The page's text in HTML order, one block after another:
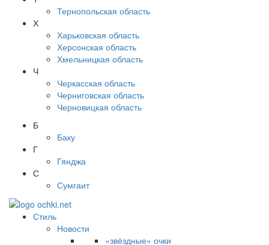
Тернопольская область
Х
Харьковская область
Херсонская область
Хмельницкая область
Ч
Черкасская область
Черниговская область
Черновицкая область
Б
Баку
Г
Гянджа
С
Сумгаит
Стиль
Новости
«звёздные» очки